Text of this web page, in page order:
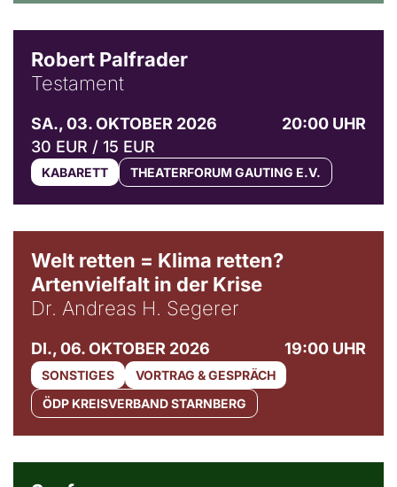
Robert Palfrader
Testament
SA., 03. OKTOBER 2026
20:00 UHR
30 EUR / 15 EUR
KABARETT THEATERFORUM GAUTING E.V.
Welt retten = Klima retten?
Artenvielfalt in der Krise
Dr. Andreas H. Segerer
DI., 06. OKTOBER 2026 19:00 UHR
SONSTIGES
VORTRAG & GESPRÄCH
ÖDP KREISVERBAND STARNBERG